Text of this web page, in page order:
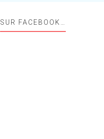
SUR FACEBOOK…